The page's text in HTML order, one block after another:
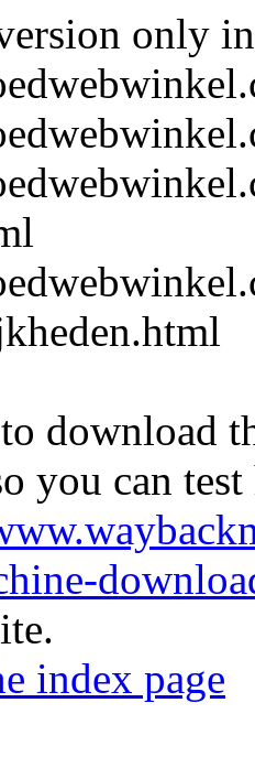
only
download
you can
index page